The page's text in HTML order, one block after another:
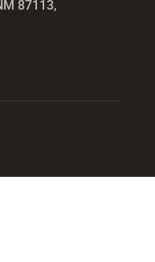
87113,